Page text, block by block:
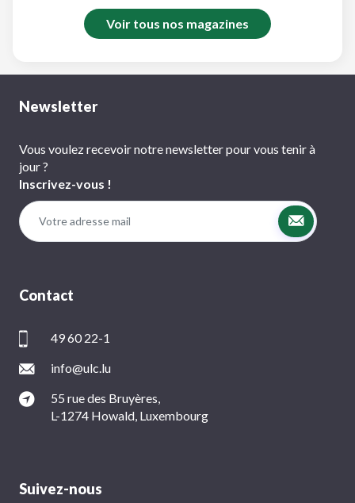
Voir tous nos magazines
Newsletter
Vous voulez recevoir notre newsletter pour vous tenir à
jour ?
Inscrivez-vous !
Contact
49 60 22-1
info@ulc.lu
55 rue des Bruyères,
L-1274 Howald, Luxembourg
Suivez-nous